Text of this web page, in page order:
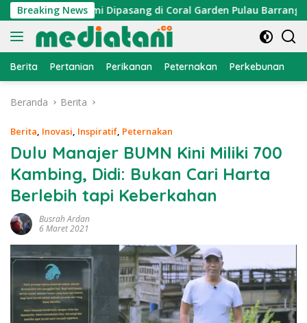
Langsung
ke
konten
Breaking News
Cumi Dipasang di Coral Garden Pulau Barrang Caddi
Berita Pertanian Perikanan Peternakan Perkebunan
Beranda Berita
Berita, Inovasi, Inspiratif, Peternakan
Dulu Manajer BUMN Kini Miliki 700
Kambing, Didi: Bukan Cari Harta
Berlebih tapi Keberkahan
Busrah Ardan
6 Maret 2021